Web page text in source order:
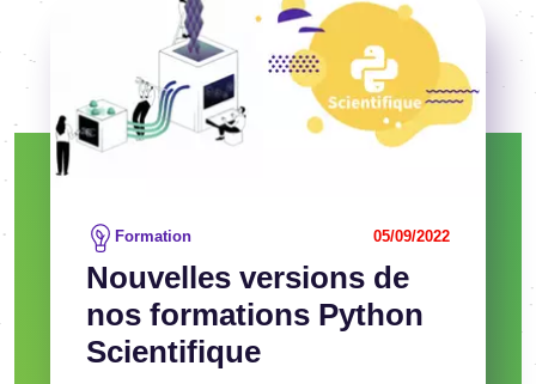
Nouvelles versions de
nos formations Python
Scientifique
Formation 05/09/2022